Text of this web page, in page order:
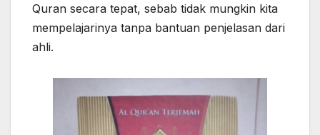
Quran secara tepat, sebab tidak mungkin kita
mempelajarinya tanpa bantuan penjelasan dari
ahli.